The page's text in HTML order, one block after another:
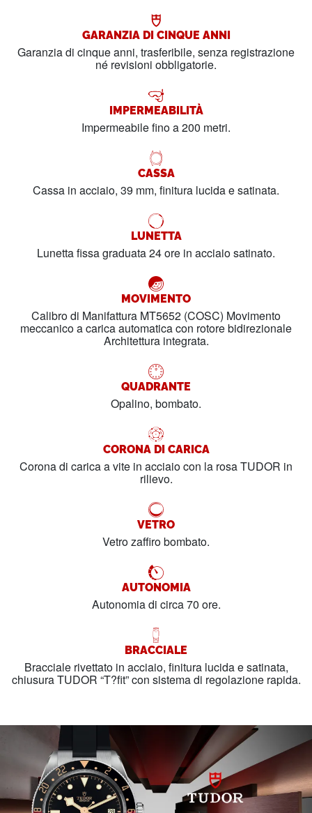
GARANZIA DI CINQUE ANNI
Garanzia di cinque anni, trasferibile, senza registrazione
né revisioni obbligatorie.
IMPERMEABILITÀ
Impermeabile fino a 200 metri.
CASSA
Cassa in acciaio, 39 mm, finitura lucida e satinata.
LUNETTA
Lunetta fissa graduata 24 ore in acciaio satinato.
MOVIMENTO
Calibro di Manifattura MT5652 (COSC) Movimento
meccanico a carica automatica con rotore bidirezionale
Architettura integrata.
QUADRANTE
Opalino, bombato.
CORONA DI CARICA
Corona di carica a vite in acciaio con la rosa TUDOR in
rilievo.
VETRO
Vetro zaffiro bombato.
AUTONOMIA
Autonomia di circa 70 ore.
BRACCIALE
Bracciale rivettato in acciaio, finitura lucida e satinata,
chiusura TUDOR “T?fit” con sistema di regolazione rapida.